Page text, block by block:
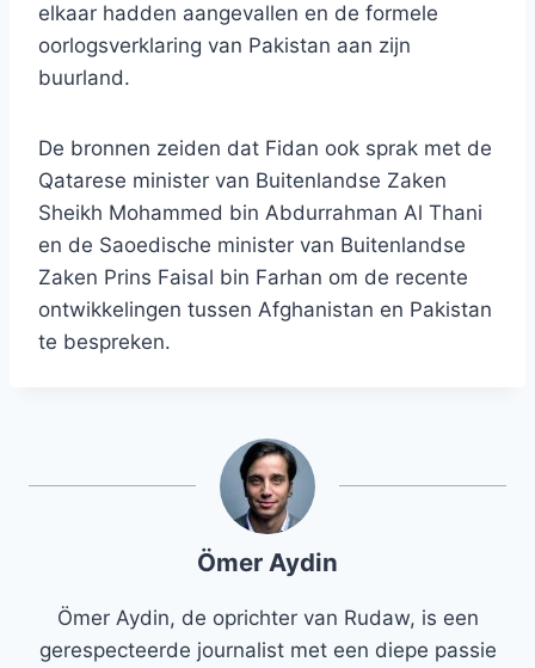
elkaar hadden aangevallen en de formele
oorlogsverklaring van Pakistan aan zijn
buurland.
De bronnen zeiden dat Fidan ook sprak met de
Qatarese minister van Buitenlandse Zaken
Sheikh Mohammed bin Abdurrahman Al Thani
en de Saoedische minister van Buitenlandse
Zaken Prins Faisal bin Farhan om de recente
ontwikkelingen tussen Afghanistan en Pakistan
te bespreken.
Ömer Aydin
Ömer Aydin, de oprichter van Rudaw, is een
gerespecteerde journalist met een diepe passie